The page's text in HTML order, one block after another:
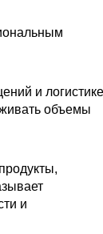
и
объемы
и